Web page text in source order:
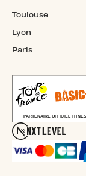
Toulouse
Lyon
Paris